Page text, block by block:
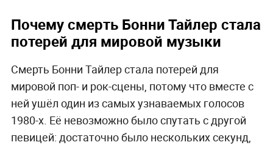
Почему смерть Бонни Тайлер стала
потерей для мировой музыки
Смерть Бонни Тайлер стала потерей для
мировой поп- и рок-сцены, потому что вместе с
ней ушёл один из самых узнаваемых голосов
1980-х. Её невозможно было спутать с другой
певицей: достаточно было нескольких секунд,